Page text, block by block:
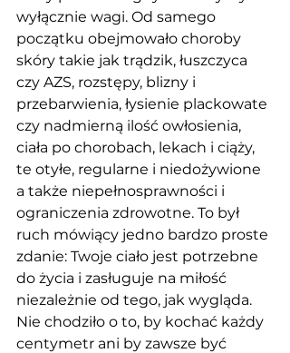
wyłącznie wagi. Od samego
początku obejmowało choroby
skóry takie jak trądzik, łuszczyca
czy AZS, rozstępy, blizny i
przebarwienia, łysienie plackowate
czy nadmierną ilość owłosienia,
ciała po chorobach, lekach i ciąży,
te otyłe, regularne i niedożywione
a także niepełnosprawności i
ograniczenia zdrowotne. To był
ruch mówiący jedno bardzo proste
zdanie: Twoje ciało jest potrzebne
do życia i zasługuje na miłość
niezależnie od tego, jak wygląda.
Nie chodziło o to, by kochać każdy
centymetr ani by zawsze być